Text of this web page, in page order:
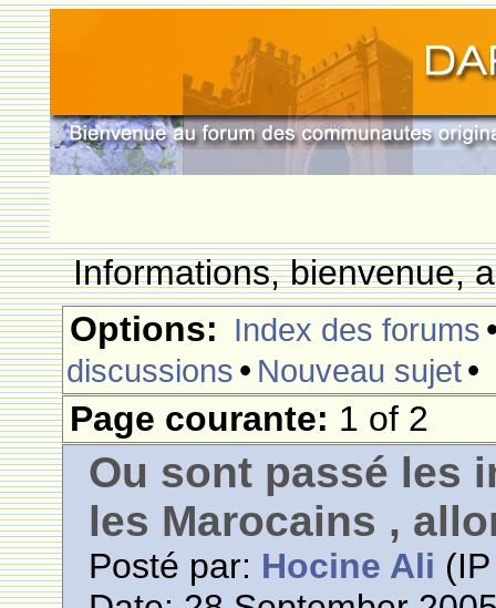
Informations, bienvenue,
Options: Index des forums
discussions • Nouveau sujet•
Page courante: 1 of 2
Ou sont passé les
les Marocains ,
Posté par: Hocine Ali